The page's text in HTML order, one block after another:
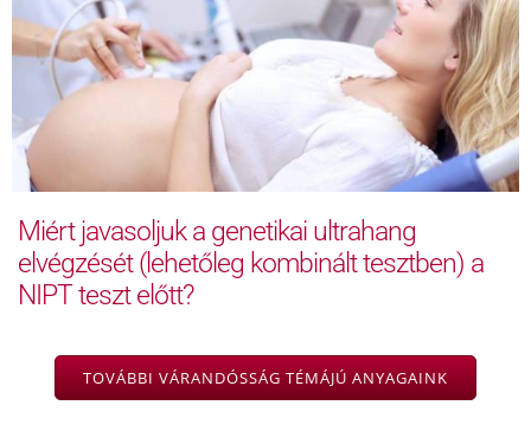
Miért javasoljuk a genetikai ultrahang
elvégzését (lehetőleg kombinált tesztben) a
NIPT teszt előtt?
TOVÁBBI VÁRANDÓSSÁG TÉMÁJÚ ANYAGAINK